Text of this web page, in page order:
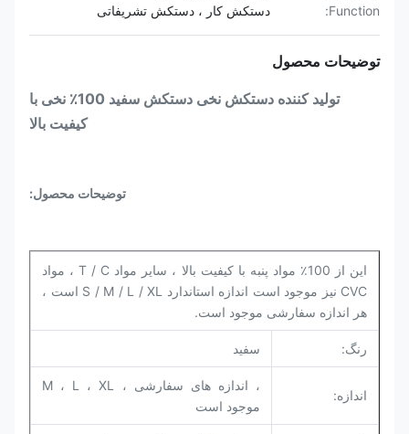
Function:
دستکش کار ، دستکش تشریفاتی
توضیحات محصول
تولید کننده دستکش نخی دستکش سفید 100٪ نخی با
کیفیت بالا
توضیحات محصول:
این از 100٪ مواد پنبه با کیفیت بالا ، سایر مواد T / C ، مواد
CVC نیز موجود است اندازه استاندارد S / M / L / XL است ،
هر اندازه سفارشی موجود است.
رنگ: سفید
اندازه:
، اندازه های سفارشی ، M ، L ، XL
موجود است